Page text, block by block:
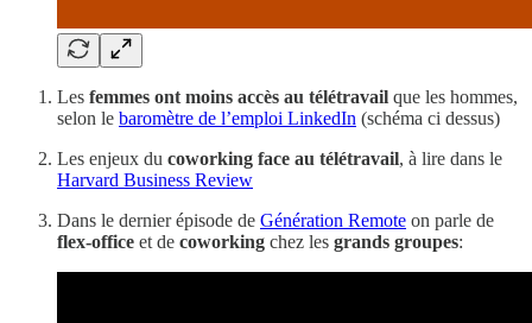
Les femmes ont moins accès au télétravail que les hommes,
selon le baromètre de l’emploi LinkedIn (schéma ci dessus)
Les enjeux du coworking face au télétravail, à lire dans le
Harvard Business Review
Dans le dernier épisode de Génération Remote on parle de
flex-office et de coworking chez les grands groupes: